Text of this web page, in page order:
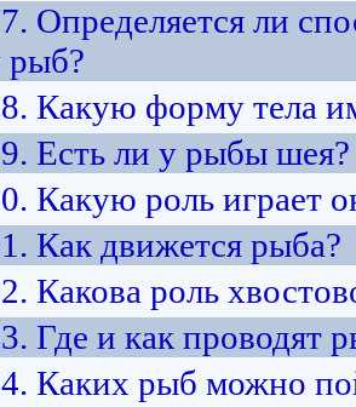
Определяется ли
рыб?
Какую форму тела
Есть ли у рыбы шея?
Какую роль играет
Как движется рыба?
Какова роль
Где и как проводят
Каких рыб можно